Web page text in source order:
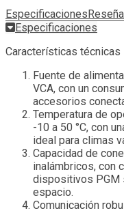
Especificaciones
Especificaciones
Características técnicas
Fuente de
VCA, con un
accesorios
Temperatura de
-10 a 50 °C, con
ideal para climas
Capacidad de
inalámbricos, con
dispositivos PGM
espacio.
Comunicación